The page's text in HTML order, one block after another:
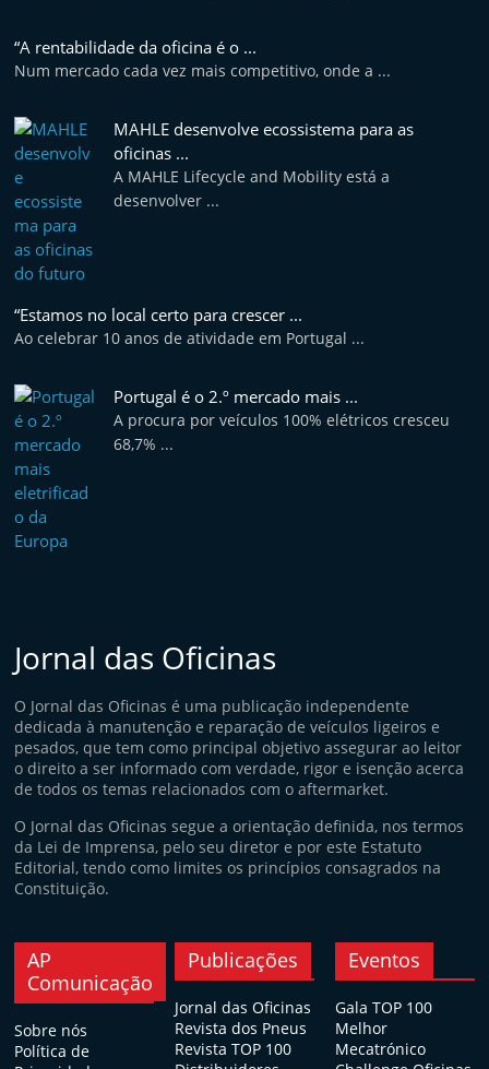
“A rentabilidade da oficina é o ...
Num mercado cada vez mais competitivo, onde a ...
MAHLE desenvolve ecossistema para as
oficinas ...
A MAHLE Lifecycle and Mobility está a
desenvolver ...
“Estamos no local certo para crescer ...
Ao celebrar 10 anos de atividade em Portugal ...
Portugal é o 2.º mercado mais ...
A procura por veículos 100% elétricos cresceu
68,7% ...
Jornal das Oficinas
O Jornal das Oficinas é uma publicação independente
dedicada à manutenção e reparação de veículos ligeiros e
pesados, que tem como principal objetivo assegurar ao leitor
o direito a ser informado com verdade, rigor e isenção acerca
de todos os temas relacionados com o aftermarket.
O Jornal das Oficinas segue a orientação definida, nos termos
da Lei de Imprensa, pelo seu diretor e por este Estatuto
Editorial, tendo como limites os princípios consagrados na
Constituição.
AP
Comunicação
Sobre nós
Política de
Publicações
Jornal das Oficinas
Revista dos Pneus
Revista TOP 100
Eventos
Gala TOP 100
Melhor
Mecatrónico